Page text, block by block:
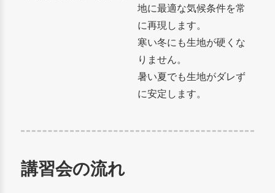
地に最適な気候条件を常
に再現します。
寒い冬にも生地が硬くな
りません。
暑い夏でも生地がダレず
に安定します。
講習会の流れ